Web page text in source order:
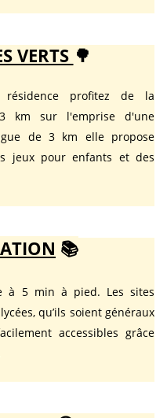
VERTS 🌳
profitez de la
km sur l'emprise d'une
de 3 km elle propose
jeux pour enfants et des
📚
à 5 min à pied. Les sites
qu’ils soient généraux
accessibles grâce